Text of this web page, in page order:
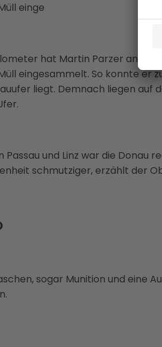
einge
hat Martin Parzer
eingesammelt. So konnte er
liegt. Demnach liegen auf
Passau und Linz war die Donau
schmutziger, erzählt der
sogar Munition und eine